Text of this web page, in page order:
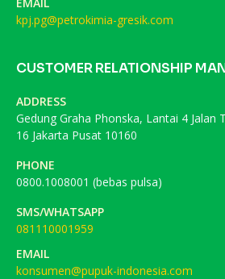
kpj.pg@petrokimia-gresik.com
CUSTOMER RELATIONSHIP
ADDRESS
Gedung Graha Phonska, Lantai 4 Jalan
16 Jakarta Pusat 10160
PHONE
0800.1008001 (bebas pulsa)
SMS/WHATSAPP
081110001959
EMAIL
konsumen@pupuk-indonesia.com